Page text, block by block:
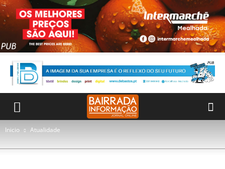
Inicio Atualidade